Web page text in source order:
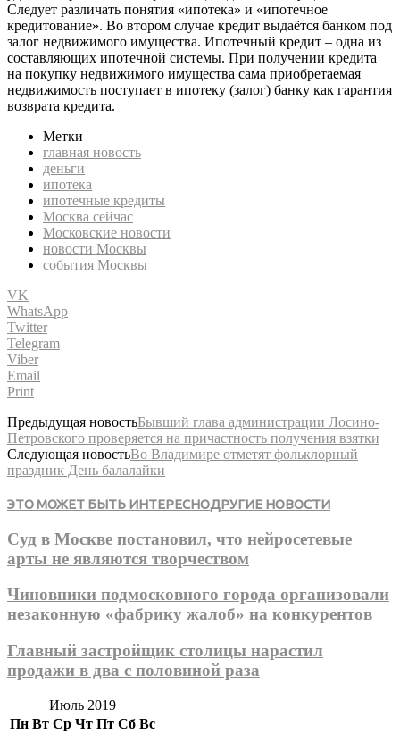
Следует различать понятия «ипотека» и «ипотечное
кредитование». Во втором случае кредит выдаётся банком под
залог недвижимого имущества. Ипотечный кредит – одна из
составляющих ипотечной системы. При получении кредита
на покупку недвижимого имущества сама приобретаемая
недвижимость поступает в ипотеку (залог) банку как гарантия
возврата кредита.
Метки
главная новость
деньги
ипотека
ипотечные кредиты
Москва сейчас
Московские новости
новости Москвы
события Москвы
VK
WhatsApp
Twitter
Telegram
Viber
Email
Print
Предыдущая новостьБывший глава администрации Лосино-
Петровского проверяется на причастность получения взятки
Следующая новостьВо Владимире отметят фольклорный
праздник День балалайки
ЭТО МОЖЕТ БЫТЬ ИНТЕРЕСНОДРУГИЕ НОВОСТИ
Суд в Москве постановил, что нейросетевые
арты не являются творчеством
Чиновники подмосковного города организовали
незаконную «фабрику жалоб» на конкурентов
Главный застройщик столицы нарастил
продажи в два с половиной раза
Июль 2019
Пн Вт Ср Чт Пт Сб Вс